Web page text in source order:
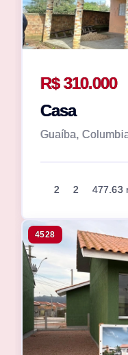
R$ 310.000
Casa
Guaíba,
2 2 477.63
4528